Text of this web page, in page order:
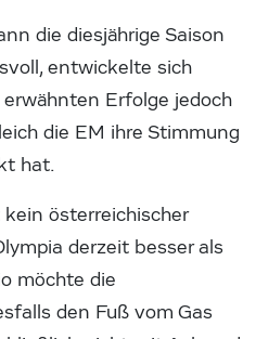
die diesjährige Saison
entwickelte sich
Erfolge jedoch
die EM ihre Stimmung
hat.
österreichischer
derzeit besser als
möchte die
den Fuß vom Gas